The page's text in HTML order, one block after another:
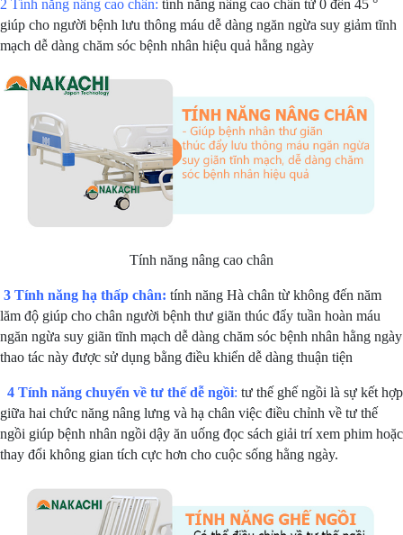
2 Tính năng nâng cao chân: tính năng nâng cao chân từ 0 đến 45 °
giúp cho người bệnh lưu thông máu dễ dàng ngăn ngừa suy giảm tĩnh
mạch dễ dàng chăm sóc bệnh nhân hiệu quả hằng ngày
Tính năng nâng cao chân
3 Tính năng hạ thấp chân: tính năng Hà chân từ không đến năm
lăm độ giúp cho chân người bệnh thư giãn thúc đẩy tuần hoàn máu
ngăn ngừa suy giãn tĩnh mạch dễ dàng chăm sóc bệnh nhân hằng ngày
thao tác này được sử dụng bằng điều khiển dễ dàng thuận tiện
4 Tính năng chuyển về tư thế dễ ngồi: tư thế ghế ngồi là sự kết hợp
giữa hai chức năng nâng lưng và hạ chân việc điều chỉnh về tư thế
ngồi giúp bệnh nhân ngồi dậy ăn uống đọc sách giải trí xem phim hoặc
thay đổi không gian tích cực hơn cho cuộc sống hằng ngày.